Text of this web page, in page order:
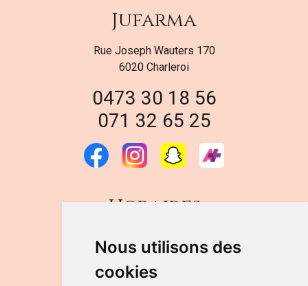
Nous utilisons des
cookies
Jufarma
Rue Joseph Wauters 170
6020 Charleroi
0473 30 18 56
071 32 65 25
Horaires
DU LUNDI AU VENDREDI
de 9h à 12h30 et de 14h à 18h
LE SAMEDI